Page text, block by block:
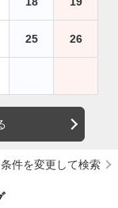
25 26
条件を変更して検索